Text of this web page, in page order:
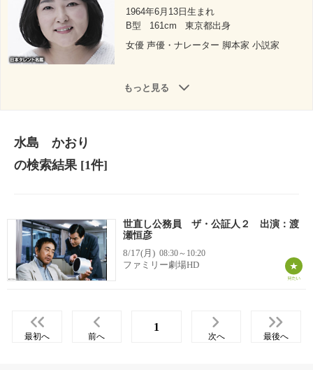
1964年6月13日生まれ
B型
161cm
東京都出身
女優 声優・ナレーター 脚本家 小説家
もっと見る
水島 かおり
の検索結果[1件]
世直し公務員 ザ・公証人２ 出演：渡
瀬恒彦
8/17(月) 08:30～10:20
ファミリー劇場HD
最初へ 前へ
1
次へ 最後へ